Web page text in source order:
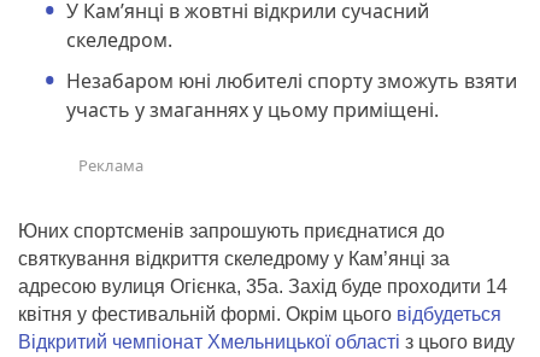
У Кам’янці в жовтні відкрили сучасний
скеледром.
Незабаром юні любителі спорту зможуть взяти
участь у змаганнях у цьому приміщені.
Юних спортсменів запрошують приєднатися до
святкування відкриття скеледрому у Кам’янці за
адресою вулиця Огієнка, 35а. Захід буде проходити 14
квітня у фестивальній формі. Окрім цього відбудеться
Відкритий чемпіонат Хмельницької області з цього виду